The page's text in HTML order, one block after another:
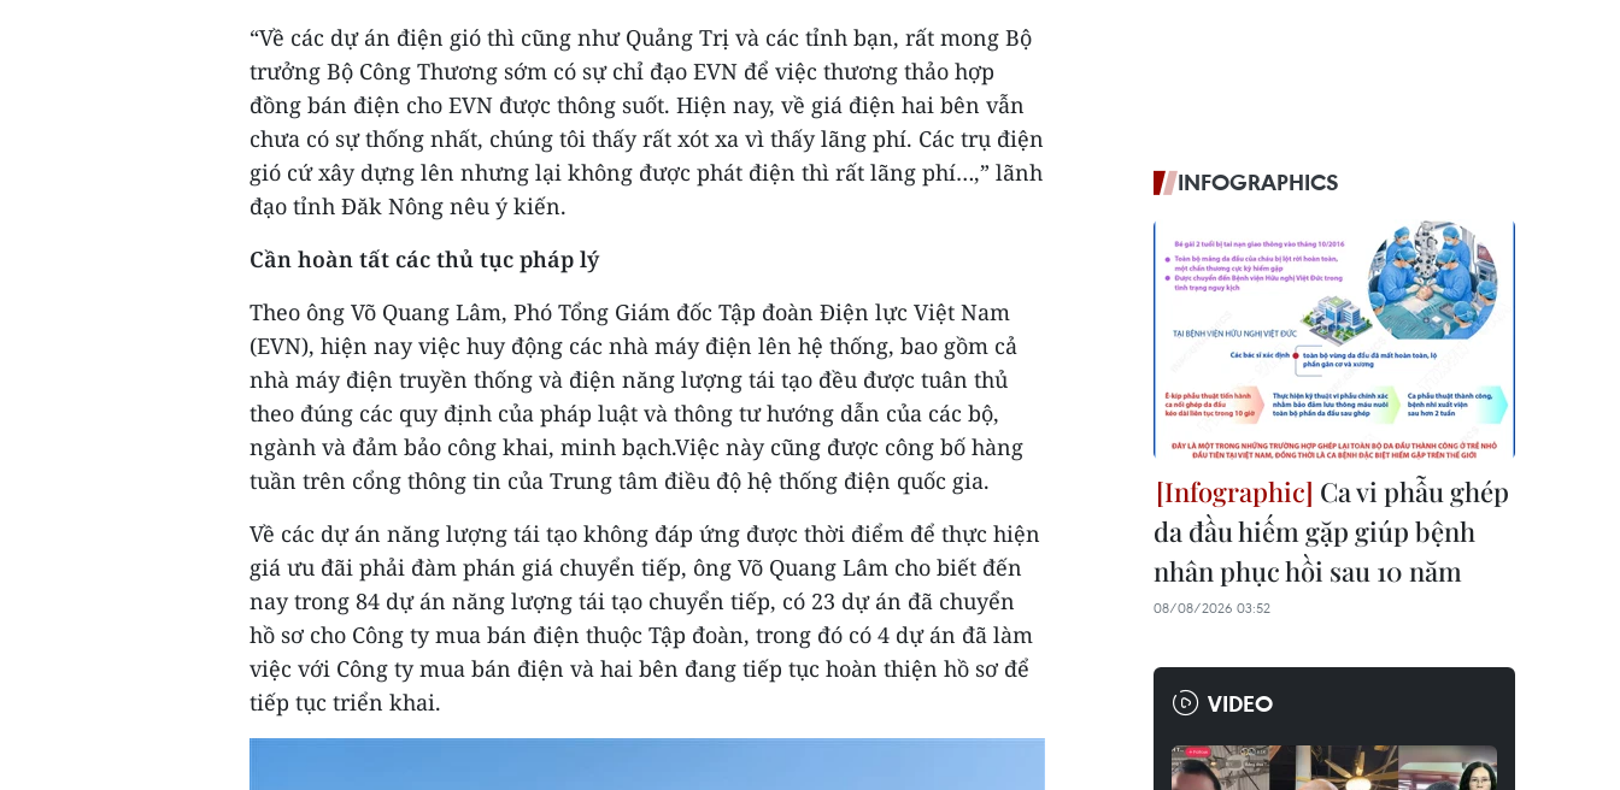
“Về các dự án điện gió thì cũng như Quảng Trị và các tỉnh bạn, rất mong Bộ
trưởng Bộ Công Thương sớm có sự chỉ đạo EVN để việc thương thảo hợp
đồng bán điện cho EVN được thông suốt. Hiện nay, về giá điện hai bên vẫn
chưa có sự thống nhất, chúng tôi thấy rất xót xa vì thấy lãng phí. Các trụ điện
gió cứ xây dựng lên nhưng lại không được phát điện thì rất lãng phí…,” lãnh
đạo tỉnh Đăk Nông nêu ý kiến.
Cần hoàn tất các thủ tục pháp lý
Theo ông Võ Quang Lâm, Phó Tổng Giám đốc Tập đoàn Điện lực Việt Nam
(EVN), hiện nay việc huy động các nhà máy điện lên hệ thống, bao gồm cả
nhà máy điện truyền thống và điện năng lượng tái tạo đều được tuân thủ
theo đúng các quy định của pháp luật và thông tư hướng dẫn của các bộ,
ngành và đảm bảo công khai, minh bạch.Việc này cũng được công bố hàng
tuần trên cổng thông tin của Trung tâm điều độ hệ thống điện quốc gia.
Về các dự án năng lượng tái tạo không đáp ứng được thời điểm để thực hiện
giá ưu đãi phải đàm phán giá chuyển tiếp, ông Võ Quang Lâm cho biết đến
nay trong 84 dự án năng lượng tái tạo chuyển tiếp, có 23 dự án đã chuyển
hồ sơ cho Công ty mua bán điện thuộc Tập đoàn, trong đó có 4 dự án đã làm
việc với Công ty mua bán điện và hai bên đang tiếp tục hoàn thiện hồ sơ để
tiếp tục triển khai.
INFOGRAPHICS
Ca vi phẫu ghép
da đầu hiếm gặp giúp bệnh
nhân phục hồi sau 10 năm
08/08/2026 03:52
VIDEO